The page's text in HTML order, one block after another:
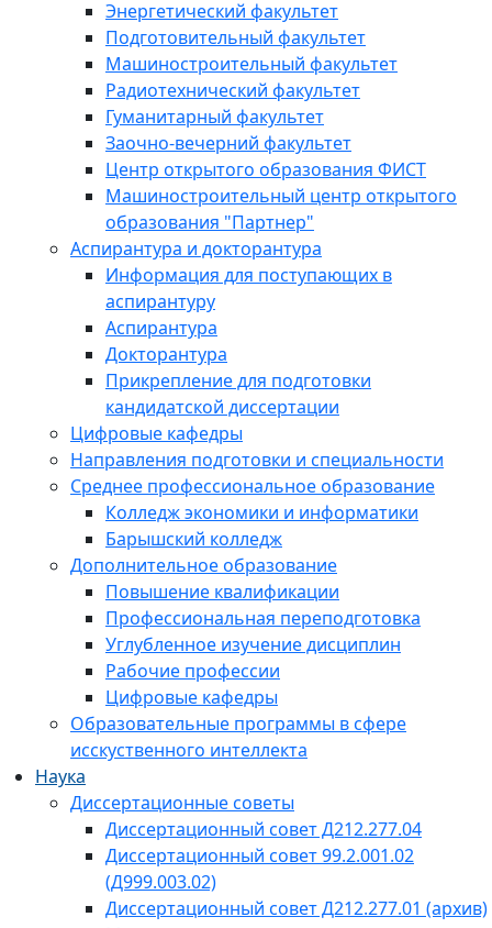
Энергетический факультет
Подготовительный факультет
Машиностроительный факультет
Радиотехнический факультет
Гуманитарный факультет
Заочно-вечерний факультет
Центр открытого образования ФИСТ
Машиностроительный центр открытого
образования "Партнер"
Аспирантура и докторантура
Информация для поступающих в
аспирантуру
Аспирантура
Докторантура
Прикрепление для подготовки
кандидатской диссертации
Цифровые кафедры
Направления подготовки и специальности
Среднее профессиональное образование
Колледж экономики и информатики
Барышский колледж
Дополнительное образование
Повышение квалификации
Профессиональная переподготовка
Углубленное изучение дисциплин
Рабочие профессии
Цифровые кафедры
Образовательные программы в сфере
исскуственного интеллекта
Наука
Диссертационные советы
Диссертационный совет Д212.277.04
Диссертационный совет 99.2.001.02
(Д999.003.02)
Диссертационный совет Д212.277.01 (архив)